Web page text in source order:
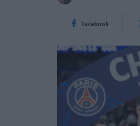
Facebook